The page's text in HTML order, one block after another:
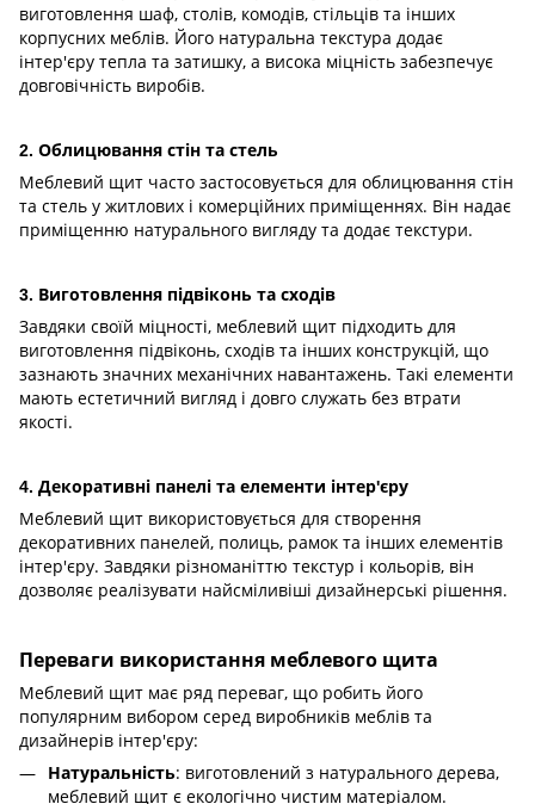
виготовлення шаф, столів, комодів, стільців та інших
корпусних меблів. Його натуральна текстура додає
інтер'єру тепла та затишку, а висока міцність забезпечує
довговічність виробів.
2. Облицювання стін та стель
Меблевий щит часто застосовується для облицювання стін
та стель у житлових і комерційних приміщеннях. Він надає
приміщенню натурального вигляду та додає текстури.
3. Виготовлення підвіконь та сходів
Завдяки своїй міцності, меблевий щит підходить для
виготовлення підвіконь, сходів та інших конструкцій, що
зазнають значних механічних навантажень. Такі елементи
мають естетичний вигляд і довго служать без втрати
якості.
4. Декоративні панелі та елементи інтер'єру
Меблевий щит використовується для створення
декоративних панелей, полиць, рамок та інших елементів
інтер'єру. Завдяки різноманіттю текстур і кольорів, він
дозволяє реалізувати найсміливіші дизайнерські рішення.
Переваги використання меблевого щита
Меблевий щит має ряд переваг, що робить його
популярним вибором серед виробників меблів та
дизайнерів інтер'єру:
Натуральність: виготовлений з натурального дерева,
меблевий щит є екологічно чистим матеріалом.